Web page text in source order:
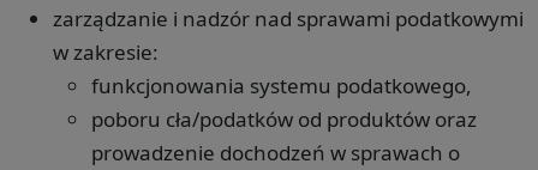
zarządzanie i nadzór nad sprawami podatkowymi
w zakresie:
funkcjonowania systemu podatkowego,
poboru cła/podatków od produktów oraz
prowadzenie dochodzeń w sprawach o